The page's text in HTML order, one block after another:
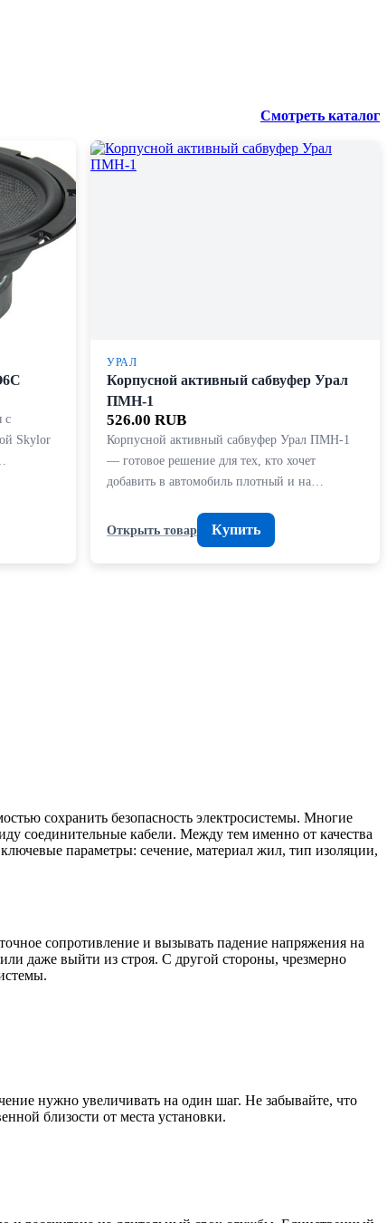
Смотреть каталог
с
Skylor
УРАЛ
Корпусной активный сабвуфер Урал
ПМН-1
526.00 RUB
Корпусной активный сабвуфер Урал ПМН-1
— готовое решение для тех, кто хочет
добавить в автомобиль плотный и на…
Открыть товар Купить
сохранить безопасность электросистемы. Многие
соединительные кабели. Между тем именно от качества
ключевые параметры: сечение, материал жил, тип изоляции,
сопротивление и вызывать падение напряжения на
даже выйти из строя. С другой стороны, чрезмерно
нужно увеличивать на один шаг. Не забывайте, что
близости от места установки.